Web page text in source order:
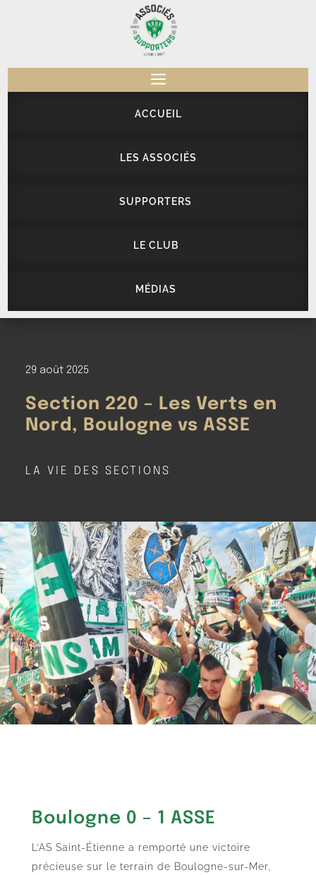
a
ACCUEIL
LES ASSOCIÉS
SUPPORTERS
LE CLUB
MÉDIAS
29 août 2025
Section 220 – Les Verts en
Nord, Boulogne vs ASSE
LA VIE DES SECTIONS
Boulogne 0 – 1 ASSE
L’AS Saint-Étienne a remporté une victoire
précieuse sur le terrain de Boulogne-sur-Mer,